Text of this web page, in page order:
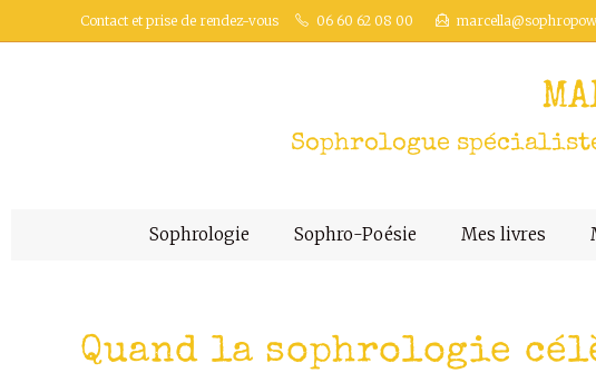
Contact et prise de rendez-vous 06 60 62 08 00
Sophrologue
Sophrologie Sophro-Poésie Mes livres
Quand la sophrologie